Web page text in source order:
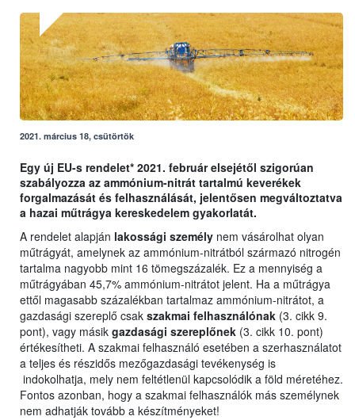
2021. március 18, csütörtök
Egy új EU-s rendelet* 2021. február elsejétől szigorúan
szabályozza az ammónium-nitrát tartalmú keverékek
forgalmazását és felhasználását, jelentősen megváltoztatva
a hazai műtrágya kereskedelem gyakorlatát.
A rendelet alapján lakossági személy nem vásárolhat olyan
műtrágyát, amelynek az ammónium-nitrátból származó nitrogén
tartalma nagyobb mint 16 tömegszázalék. Ez a mennyiség a
műtrágyában 45,7% ammónium-nitrátot jelent. Ha a műtrágya
ettől magasabb százalékban tartalmaz ammónium-nitrátot, a
gazdasági szereplő csak szakmai felhasználónak (3. cikk 9.
pont), vagy másik gazdasági szereplőnek (3. cikk 10. pont)
értékesítheti. A szakmai felhasználó esetében a szerhasználatot
a teljes és részidős mezőgazdasági tevékenység is
indokolhatja, mely nem feltétlenül kapcsolódik a föld méretéhez.
Fontos azonban, hogy a szakmai felhasználók más személynek
nem adhatják tovább a készítményeket!